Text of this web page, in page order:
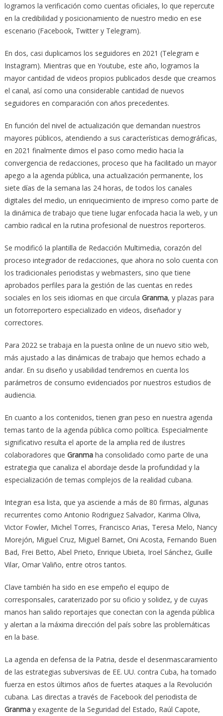
logramos la verificación como cuentas oficiales, lo que repercute
en la credibilidad y posicionamiento de nuestro medio en ese
escenario (Facebook, Twitter y Telegram).
En dos, casi duplicamos los seguidores en 2021 (Telegram e
Instagram). Mientras que en Youtube, este año, logramos la
mayor cantidad de videos propios publicados desde que creamos
el canal, así como una considerable cantidad de nuevos
seguidores en comparación con años precedentes.
En función del nivel de actualización que demandan nuestros
mayores públicos, atendiendo a sus características demográficas,
en 2021 finalmente dimos el paso como medio hacia la
convergencia de redacciones, proceso que ha facilitado un mayor
apego a la agenda pública, una actualización permanente, los
siete días de la semana las 24 horas, de todos los canales
digitales del medio, un enriquecimiento de impreso como parte de
la dinámica de trabajo que tiene lugar enfocada hacia la web, y un
cambio radical en la rutina profesional de nuestros reporteros.
Se modificó la plantilla de Redacción Multimedia, corazón del
proceso integrador de redacciones, que ahora no solo cuenta con
los tradicionales periodistas y webmasters, sino que tiene
aprobados perfiles para la gestión de las cuentas en redes
sociales en los seis idiomas en que circula Granma, y plazas para
un fotorreportero especializado en videos, diseñador y
correctores.
Para 2022 se trabaja en la puesta online de un nuevo sitio web,
más ajustado a las dinámicas de trabajo que hemos echado a
andar. En su diseño y usabilidad tendremos en cuenta los
parámetros de consumo evidenciados por nuestros estudios de
audiencia.
En cuanto a los contenidos, tienen gran peso en nuestra agenda
temas tanto de la agenda pública como política. Especialmente
significativo resulta el aporte de la amplia red de ilustres
colaboradores que Granmaha consolidado como parte de una
estrategia que canaliza el abordaje desde la profundidad y la
especialización de temas complejos de la realidad cubana.
Integran esa lista, que ya asciende a más de 80 firmas, algunas
recurrentes como Antonio Rodriguez Salvador, Karima Oliva,
Victor Fowler, Michel Torres, Francisco Arias, Teresa Melo, Nancy
Morejón, Miguel Cruz, Miguel Barnet, Oni Acosta, Fernando Buen
Bad, Frei Betto, Abel Prieto, Enrique Ubieta, Iroel Sánchez, Guille
Vilar, Omar Valiño, entre otros tantos.
Clave también ha sido en ese empeño el equipo de
corresponsales, caraterizado por su oficio y solidez, y de cuyas
manos han salido reportajes que conectan con la agenda pública
y alertan a la máxima dirección del país sobre las problemáticas
en la base.
La agenda en defensa de la Patria, desde el desenmascaramiento
de las estrategias subversivas de EE. UU. contra Cuba, ha tomado
fuerza en estos últimos años de fuertes ataques a la Revolución
cubana. Las directas a través de Facebook del periodista de
Granmay exagente de la Seguridad del Estado, Raúl Capote,